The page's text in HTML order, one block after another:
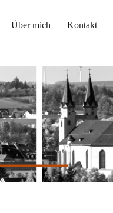
Über mich Kontakt